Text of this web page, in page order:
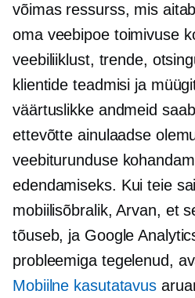
võimas ressurss, mis
oma veebipoe toimivuse
veebiliiklust, trende,
klientide teadmisi ja
väärtuslikke andmeid
ettevõtte ainulaadse
veebiturunduse
edendamiseks. Kui teie
mobiilisõbralik, Arvan, et
tõuseb, ja Google
probleemiga tegelenud,
Mobiilne kasutatavus